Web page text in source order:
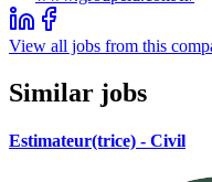
View all jobs from this
Similar jobs
Estimateur(trice) - Civil